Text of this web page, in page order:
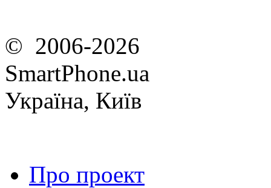
© 2006-2026
SmartPhone.ua
Україна, Київ
Про проект